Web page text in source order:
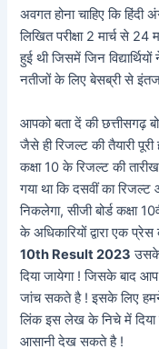
अवगत होना चाहिए कि हिंदी
लिखित परीक्षा 2 मार्च से 24
हुई थी जिसमें जिन
नतीजों के लिए बेसब्री से
आपको बता दें की छत्तीसगढ़
जैसे ही रिजल्ट की तैयारी पूरी
कक्षा 10 के रिजल्ट की तारीख
गया था कि दसवीं का
निकलेगा, सीजी बोर्ड कक्षा
के अधिकारियों द्वारा एक
10th Result 2023 उसके
दिया जायेगा ! जिसके बाद
जांच सकते है ! इसके लिए
लिंक इस लेख के निचे में
आसानी देख सकते है !